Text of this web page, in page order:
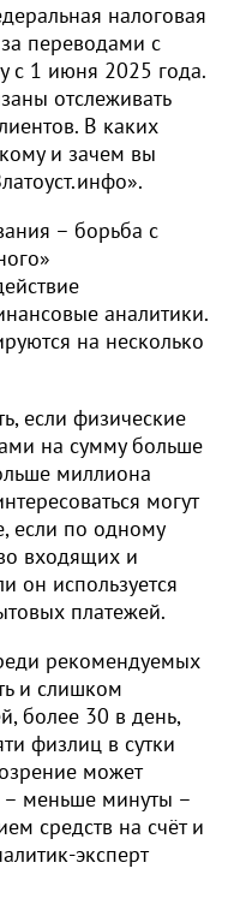
налоговая
переводами с
с 1 июня 2025 года.
отслеживать
В каких
и зачем вы
– борьба с
аналитики.
на несколько
если физические
на сумму больше
миллиона
могут
если по одному
входящих и
он используется
платежей.
рекомендуемых
и слишком
более 30 в день,
физлиц в сутки
может
– меньше минуты –
средств на счёт и
эксперт